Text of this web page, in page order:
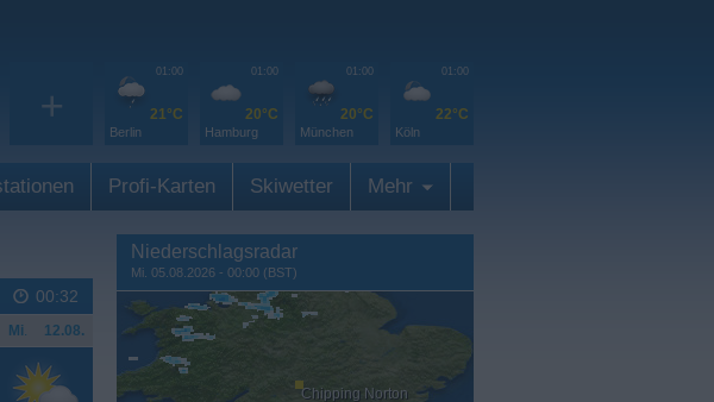
+
01:00
21°C
Berlin
01:00
20°C
Hamburg
01:00
20°C
München
01:00
22°C
Köln
Profi-Karten Skiwetter Mehr
00:32
Mi. 12.08.
Niederschlagsradar
Mi. 05.08.2026 - 00:00 (BST)
Chipping Norton